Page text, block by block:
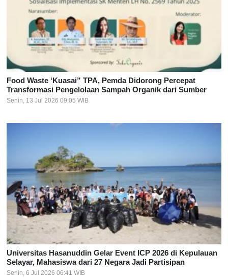
Food Waste ‘Kuasai” TPA, Pemda Didorong Percepat
Transformasi Pengelolaan Sampah Organik dari Sumber
Senin, 13 Jul 2026 09:05 WIB
Universitas Hasanuddin Gelar Event ICP 2026 di Kepulauan
Selayar, Mahasiswa dari 27 Negara Jadi Partisipan
Senin, 6 Jul 2026 06:41 WIB